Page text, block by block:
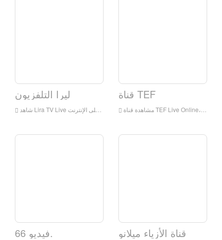
ليرا التلفزيون قناة TEF
فيديو 66. قناة الأزياء ميلانو